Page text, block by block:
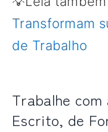
Transformam
de Trabalho
Trabalhe
Escrito, de